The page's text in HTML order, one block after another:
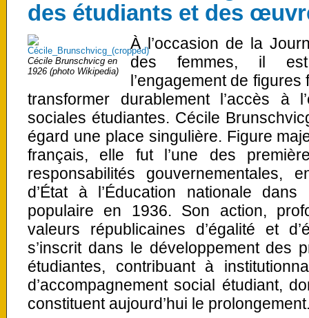
des étudiants et des
Cécile Brunschvicg en
1926 (photo Wikipedia)
À l’occasion de la
des femmes, il
l’engagement de
transformer durablement l’accès à
sociales étudiantes. Cécile
égard une place singulière. Figure
français, elle fut l’une des
responsabilités gouvernementales,
d’État à l’Éducation nationale
populaire en 1936. Son action,
valeurs républicaines d’égalité et
s’inscrit dans le développement des
étudiantes, contribuant à
d’accompagnement social étudiant,
constituent aujourd’hui le